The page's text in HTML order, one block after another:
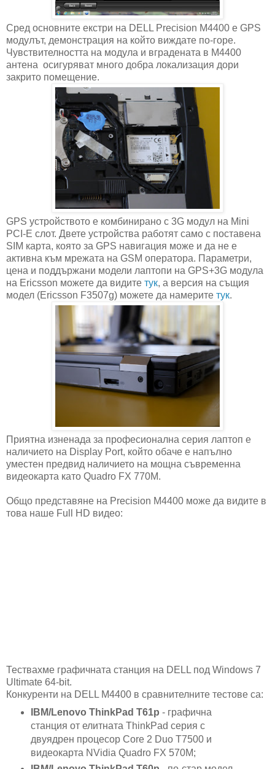
Сред основните екстри на DELL Precision M4400 е GPS
модулът, демонстрация на който виждате по-горе.
Чувствителността на модула и вградената в M4400
антена осигуряват много добра локализация дори
закрито помещение.
GPS устройството е комбинирано с 3G модул на Mini
PCI-E слот. Двете устройства работят само с поставена
SIM карта, която за GPS навигация може и да не е
активна към мрежата на GSM оператора. Параметри,
цена и поддържани модели лаптопи на GPS+3G модула
на Ericsson можете да видите тук, а версия на същия
модел (Ericsson F3507g) можете да намерите тук.
Приятна изненада за професионална серия лаптоп е
наличието на Display Port, който обаче е напълно
уместен предвид наличието на мощна съвременна
видеокарта като Quadro FX 770M.
Общо представяне на Precision M4400 може да видите в
това наше Full HD видео:
Тествахме графичната станция на DELL под Windows 7
Ultimate 64-bit.
Конкуренти на DELL M4400 в сравнителните тестове са:
IBM/Lenovo ThinkPad T61p - графична
станция от елитната ThinkPad серия с
двуядрен процесор Core 2 Duo T7500 и
видеокарта NVidia Quadro FX 570M;